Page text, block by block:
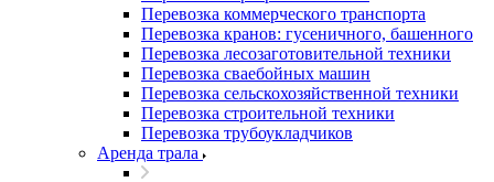
Перевозка коммерческого транспорта
Перевозка кранов: гусеничного, башенного
Перевозка лесозаготовительной техники
Перевозка сваебойных машин
Перевозка сельскохозяйственной техники
Перевозка строительной техники
Перевозка трубоукладчиков
Аренда трала